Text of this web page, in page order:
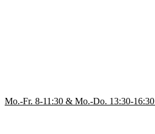
Mo.-Fr. 8-11:30 & Mo.-Do. 13:30-16:30